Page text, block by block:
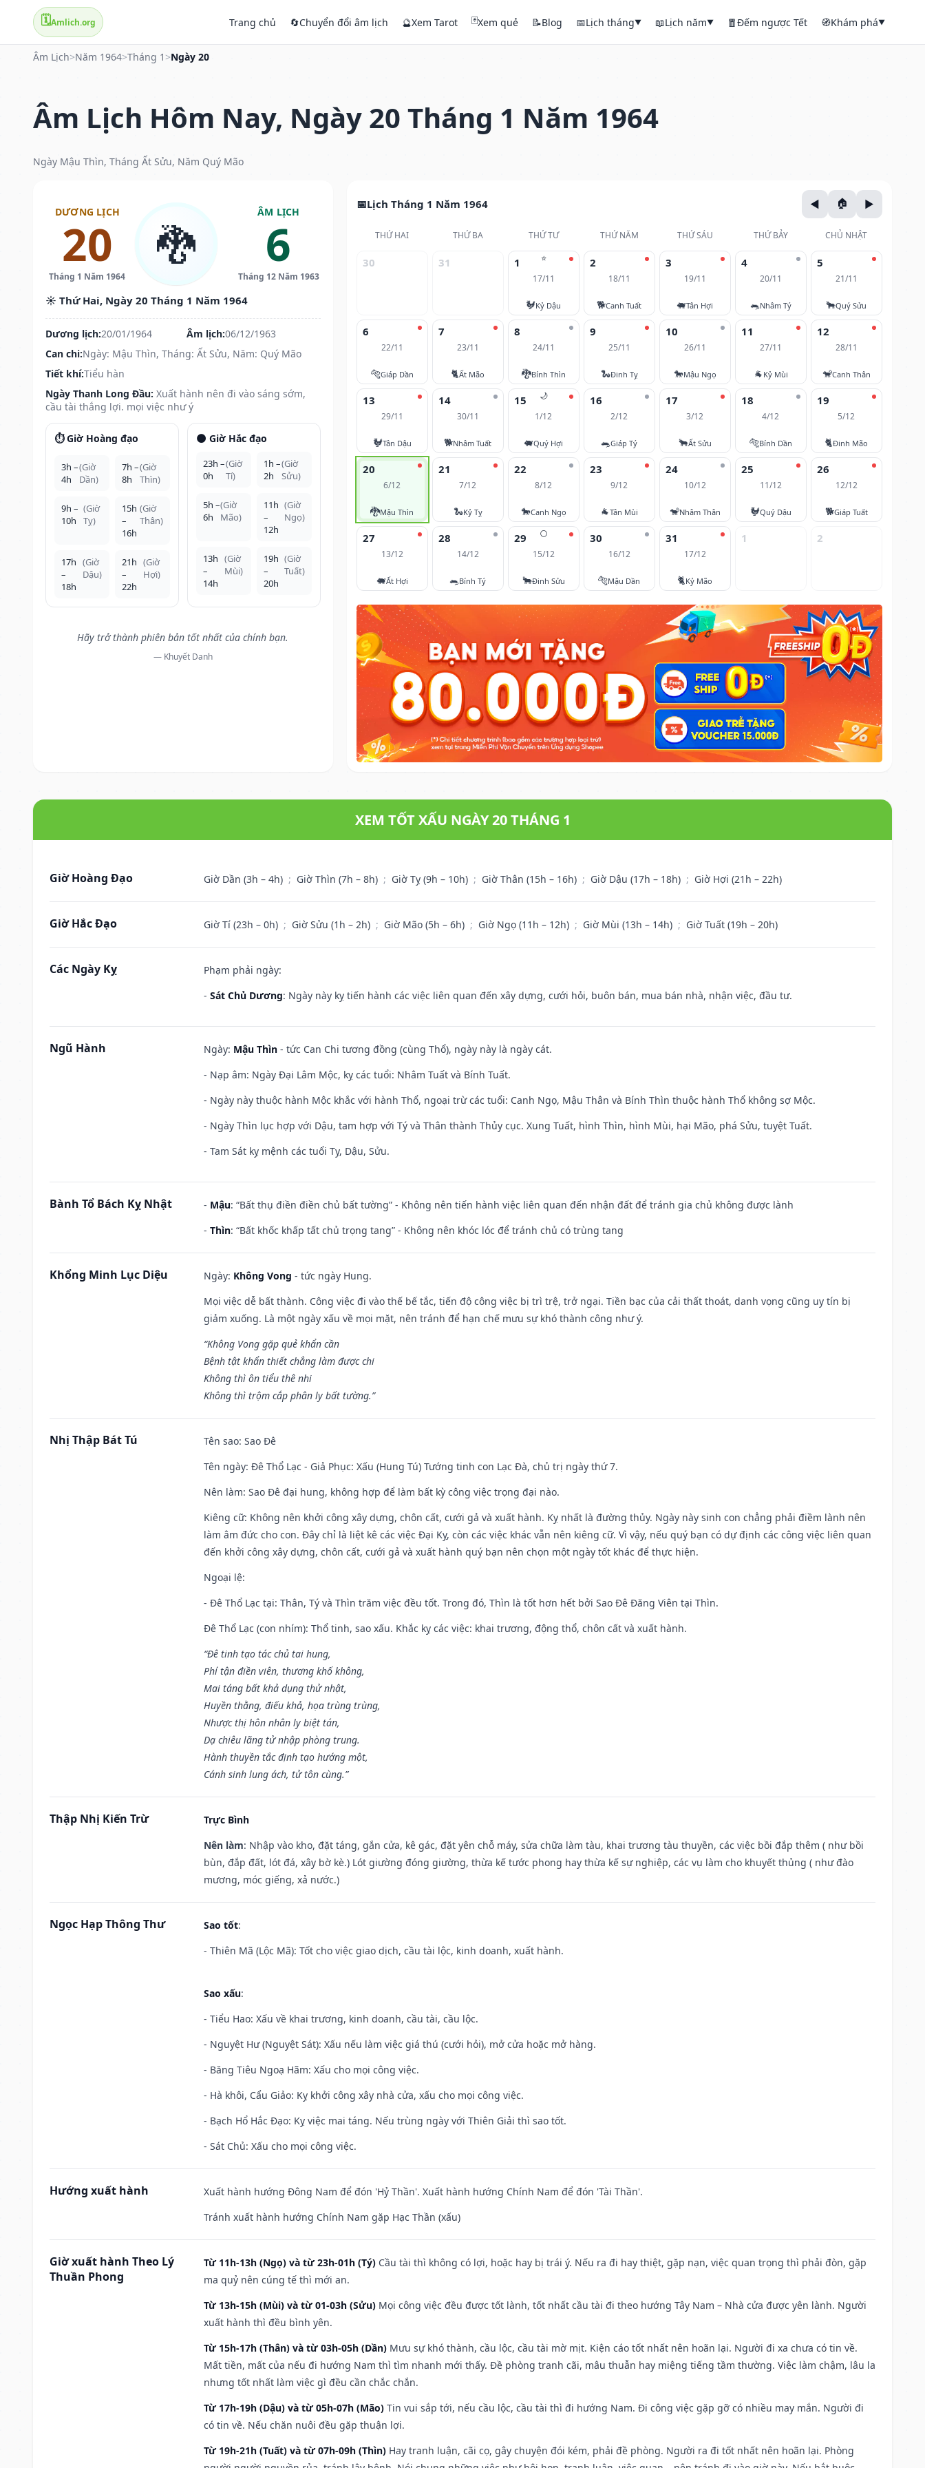
🗓️Amlich.org Trang chủ 🔄Chuyển đổi âm lịch 🔮Xem Tarot 🃏Xem quẻ 📝Blog 📅Lịch tháng▼ 📖Lịch năm▼ 🧧Đếm ngược Tết 🧭Khám phá▼
Âm Lịch>Năm 1964>Tháng 1 >Ngày 20
Âm Lịch Hôm Nay, Ngày 20 Tháng 1 Năm 1964
Ngày Mậu Thìn, Tháng Ất Sửu, Năm Quý Mão
DƯƠNG LỊCH
20
Tháng 1 Năm 1964
🐉
ÂM LỊCH
6
Tháng 12 Năm 1963
☀️ Thứ Hai, Ngày 20 Tháng 1 Năm 1964
Dương lịch:20/01/1964 Âm lịch:06/12/1963
Can chi:Ngày: Mậu Thìn, Tháng: Ất Sửu, Năm: Quý Mão
Tiết khí:Tiểu hàn
Ngày Thanh Long Đầu: Xuất hành nên đi vào sáng sớm,
cầu tài thắng lợi. mọi việc như ý
⏱️ Giờ Hoàng đạo
3h –
4h
(Giờ
Dần)
7h –
8h
(Giờ
Thìn)
9h –
10h
(Giờ
Tỵ)
15h
–
16h
(Giờ
Thân)
17h
–
18h
(Giờ
Dậu)
21h
–
22h
(Giờ
Hợi)
🌑 Giờ Hắc đạo
23h –
0h
(Giờ
Tí)
1h –
2h
(Giờ
Sửu)
5h –
6h
(Giờ
Mão)
11h
–
12h
(Giờ
Ngọ)
13h
–
14h
(Giờ
Mùi)
19h
–
20h
(Giờ
Tuất)
Hãy trở thành phiên bản tốt nhất của chính bạn.
— Khuyết Danh
Lịch Tháng 1 Năm 1964
THỨ HAI THỨ BA THỨ TƯ THỨ NĂM THỨ SÁU THỨ BẢY CHỦ NHẬT
30 31 ⭐
1
17/11
🐓Kỷ Dậu
2
18/11
🐕Canh Tuất
3
19/11
🐖Tân Hợi
4
20/11
🐀Nhâm Tý
5
21/11
🐂Quý Sửu
6
22/11
🐅Giáp Dần
7
23/11
🐈Ất Mão
8
24/11
🐉Bính Thìn
9
25/11
🐍Đinh Tỵ
10
26/11
🐎Mậu Ngọ
11
27/11
🐐 Kỷ Mùi
12
28/11
🐒Canh Thân
13
29/11
🐓Tân Dậu
14
30/11
🐕Nhâm Tuất
🌙
15
1/12
🐖Quý Hợi
16
2/12
🐀Giáp Tý
17
3/12
🐂Ất Sửu
18
4/12
🐅Bính Dần
19
5/12
🐈Đinh Mão
20
6/12
🐉Mậu Thìn
21
7/12
🐍Kỷ Tỵ
22
8/12
🐎Canh Ngọ
23
9/12
🐐Tân Mùi
24
10/12
🐒Nhâm Thân
25
11/12
🐓Quý Dậu
26
12/12
🐕Giáp Tuất
27
13/12
🐖Ất Hợi
28
14/12
🐀Bính Tý
🌕
29
15/12
🐂Đinh Sửu
30
16/12
🐅Mậu Dần
31
17/12
🐈Kỷ Mão
1 2
XEM TỐT XẤU NGÀY 20 THÁNG 1
Giờ Hoàng Đạo Giờ Dần (3h – 4h) ; Giờ Thìn (7h – 8h) ; Giờ Tỵ (9h – 10h) ; Giờ Thân (15h – 16h) ; Giờ Dậu (17h – 18h) ; Giờ Hợi (21h – 22h)
Giờ Hắc Đạo Giờ Tí (23h – 0h) ; Giờ Sửu (1h – 2h) ; Giờ Mão (5h – 6h) ; Giờ Ngọ (11h – 12h) ; Giờ Mùi (13h – 14h) ; Giờ Tuất (19h – 20h)
Các Ngày Kỵ
Phạm phải ngày:
- Sát Chủ Dương: Ngày này kỵ tiến hành các việc liên quan đến xây dựng, cưới hỏi, buôn bán, mua bán nhà, nhận việc, đầu tư.
Ngũ Hành Ngày: Mậu Thìn - tức Can Chi tương đồng (cùng Thổ), ngày này là ngày cát.
- Nạp âm: Ngày Đại Lâm Mộc, kỵ các tuổi: Nhâm Tuất và Bính Tuất.
- Ngày này thuộc hành Mộc khắc với hành Thổ, ngoại trừ các tuổi: Canh Ngọ, Mậu Thân và Bính Thìn thuộc hành Thổ không sợ Mộc.
- Ngày Thìn lục hợp với Dậu, tam hợp với Tý và Thân thành Thủy cục. Xung Tuất, hình Thìn, hình Mùi, hại Mão, phá Sửu, tuyệt Tuất.
- Tam Sát kỵ mệnh các tuổi Tỵ, Dậu, Sửu.
Bành Tổ Bách Kỵ Nhật - Mậu: “Bất thụ điền điền chủ bất tường” - Không nên tiến hành việc liên quan đến nhận đất để tránh gia chủ không được lành
- Thìn: “Bất khốc khấp tất chủ trọng tang” - Không nên khóc lóc để tránh chủ có trùng tang
Khổng Minh Lục Diệu Ngày: Không Vong - tức ngày Hung.
Mọi việc dễ bất thành. Công việc đi vào thế bế tắc, tiến độ công việc bị trì trệ, trở ngại. Tiền bạc của cải thất thoát, danh vọng cũng uy tín bị
giảm xuống. Là một ngày xấu về mọi mặt, nên tránh để hạn chế mưu sự khó thành công như ý.
“Không Vong gặp quẻ khẩn cần
Bệnh tật khẩn thiết chẳng làm được chi
Không thì ôn tiểu thê nhi
Không thì trộm cắp phân ly bất tường.”
Nhị Thập Bát Tú Tên sao: Sao Đê
Tên ngày: Đê Thổ Lạc - Giả Phục: Xấu (Hung Tú) Tướng tinh con Lạc Đà, chủ trị ngày thứ 7.
Nên làm: Sao Đê đại hung, không hợp để làm bất kỳ công việc trọng đại nào.
Kiêng cữ: Không nên khởi công xây dựng, chôn cất, cưới gả và xuất hành. Kỵ nhất là đường thủy. Ngày này sinh con chẳng phải điềm lành nên
làm âm đức cho con. Đây chỉ là liệt kê các việc Đại Kỵ, còn các việc khác vẫn nên kiêng cữ. Vì vậy, nếu quý bạn có dự định các công việc liên quan
đến khởi công xây dựng, chôn cất, cưới gả và xuất hành quý bạn nên chọn một ngày tốt khác để thực hiện.
Ngoại lệ:
- Đê Thổ Lạc tại: Thân, Tý và Thìn trăm việc đều tốt. Trong đó, Thìn là tốt hơn hết bởi Sao Đê Đăng Viên tại Thìn.
Đê Thổ Lạc (con nhím): Thổ tinh, sao xấu. Khắc kỵ các việc: khai trương, động thổ, chôn cất và xuất hành.
“Đê tinh tạo tác chủ tai hung,
Phí tận điền viên, thương khố không,
Mai táng bất khả dụng thử nhật,
Huyền thằng, điếu khả, họa trùng trùng,
Nhược thị hôn nhân ly biệt tán,
Dạ chiêu lãng tử nhập phòng trung.
Hành thuyền tắc định tạo hướng một,
Cánh sinh lung ách, tử tôn cùng.”
Thập Nhị Kiến Trừ
Trực Bình
Nên làm: Nhập vào kho, đặt táng, gắn cửa, kê gác, đặt yên chỗ máy, sửa chữa làm tàu, khai trương tàu thuyền, các việc bồi đắp thêm ( như bồi
bùn, đắp đất, lót đá, xây bờ kè.) Lót giường đóng giường, thừa kế tước phong hay thừa kế sự nghiệp, các vụ làm cho khuyết thủng ( như đào
mương, móc giếng, xả nước.)
Ngọc Hạp Thông Thư Sao tốt:
- Thiên Mã (Lộc Mã): Tốt cho việc giao dịch, cầu tài lộc, kinh doanh, xuất hành.
Sao xấu:
- Tiểu Hao: Xấu về khai trương, kinh doanh, cầu tài, cầu lộc.
- Nguyệt Hư (Nguyệt Sát): Xấu nếu làm việc giá thú (cưới hỏi), mở cửa hoặc mở hàng.
- Băng Tiêu Ngoạ Hãm: Xấu cho mọi công việc.
- Hà khôi, Cẩu Giảo: Kỵ khởi công xây nhà cửa, xấu cho mọi công việc.
- Bạch Hổ Hắc Đạo: Kỵ việc mai táng. Nếu trùng ngày với Thiên Giải thì sao tốt.
- Sát Chủ: Xấu cho mọi công việc.
Hướng xuất hành
Xuất hành hướng Đông Nam để đón 'Hỷ Thần'. Xuất hành hướng Chính Nam để đón 'Tài Thần'.
Tránh xuất hành hướng Chính Nam gặp Hạc Thần (xấu)
Giờ xuất hành Theo Lý
Thuần Phong
Từ 11h-13h (Ngọ) và từ 23h-01h (Tý) Cầu tài thì không có lợi, hoặc hay bị trái ý. Nếu ra đi hay thiệt, gặp nạn, việc quan trọng thì phải đòn, gặp
ma quỷ nên cúng tế thì mới an.
Từ 13h-15h (Mùi) và từ 01-03h (Sửu) Mọi công việc đều được tốt lành, tốt nhất cầu tài đi theo hướng Tây Nam – Nhà cửa được yên lành. Người
xuất hành thì đều bình yên.
Từ 15h-17h (Thân) và từ 03h-05h (Dần) Mưu sự khó thành, cầu lộc, cầu tài mờ mịt. Kiện cáo tốt nhất nên hoãn lại. Người đi xa chưa có tin về.
Mất tiền, mất của nếu đi hướng Nam thì tìm nhanh mới thấy. Đề phòng tranh cãi, mâu thuẫn hay miệng tiếng tầm thường. Việc làm chậm, lâu la
nhưng tốt nhất làm việc gì đều cần chắc chắn.
Từ 17h-19h (Dậu) và từ 05h-07h (Mão) Tin vui sắp tới, nếu cầu lộc, cầu tài thì đi hướng Nam. Đi công việc gặp gỡ có nhiều may mắn. Người đi
có tin về. Nếu chăn nuôi đều gặp thuận lợi.
Từ 19h-21h (Tuất) và từ 07h-09h (Thìn) Hay tranh luận, cãi cọ, gây chuyện đói kém, phải đề phòng. Người ra đi tốt nhất nên hoãn lại. Phòng